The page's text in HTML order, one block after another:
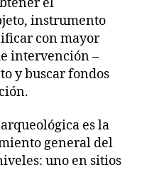
instrumento
con mayor
intervención –
y buscar fondos
es la
general del
uno en sitios